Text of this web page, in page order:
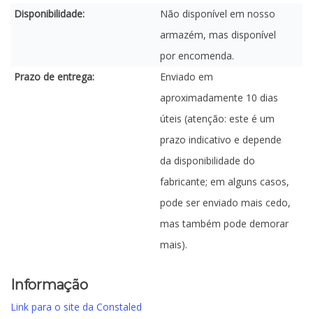
Disponibilidade:
Não disponível em nosso
armazém, mas disponível
por encomenda.
Prazo de entrega:
Enviado em
aproximadamente 10 dias
úteis (atenção: este é um
prazo indicativo e depende
da disponibilidade do
fabricante; em alguns casos,
pode ser enviado mais cedo,
mas também pode demorar
mais).
Informação
Link para o site da Constaled